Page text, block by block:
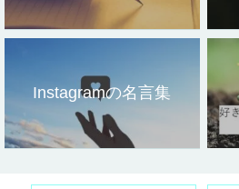
Instagramの名言集